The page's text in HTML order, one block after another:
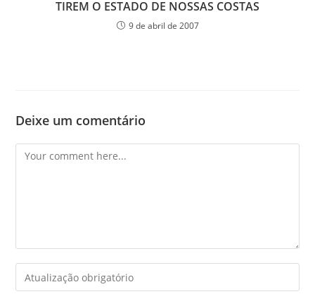
TIREM O ESTADO DE NOSSAS COSTAS
9 de abril de 2007
Deixe um comentário